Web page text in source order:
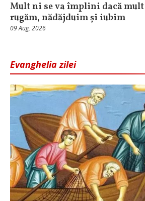
Mult ni se va împlini dacă mult
rugăm, nădăjduim și iubim
09 Aug, 2026
Evanghelia zilei